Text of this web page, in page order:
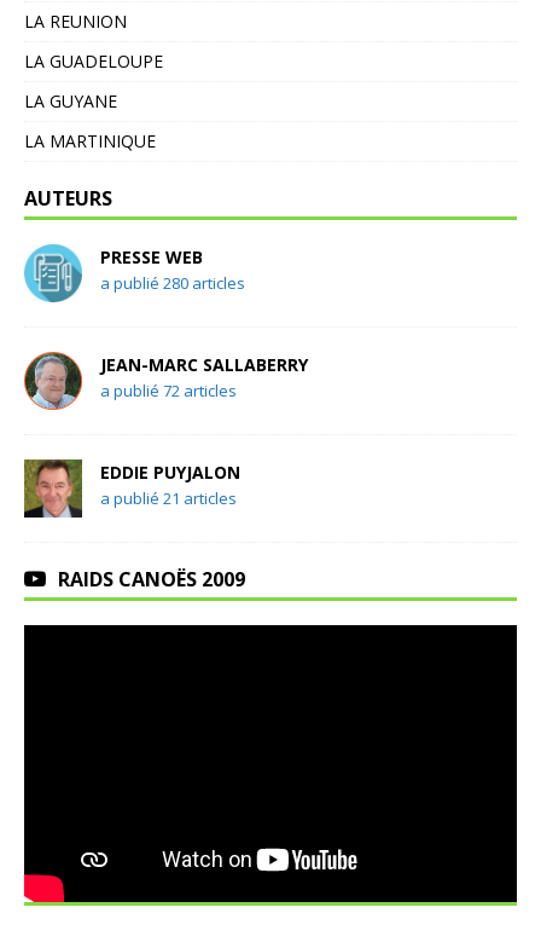
LA REUNION
LA GUADELOUPE
LA GUYANE
LA MARTINIQUE
AUTEURS
PRESSE WEB
a publié 280 articles
JEAN-MARC SALLABERRY
a publié 72 articles
EDDIE PUYJALON
a publié 21 articles
RAIDS CANOËS 2009